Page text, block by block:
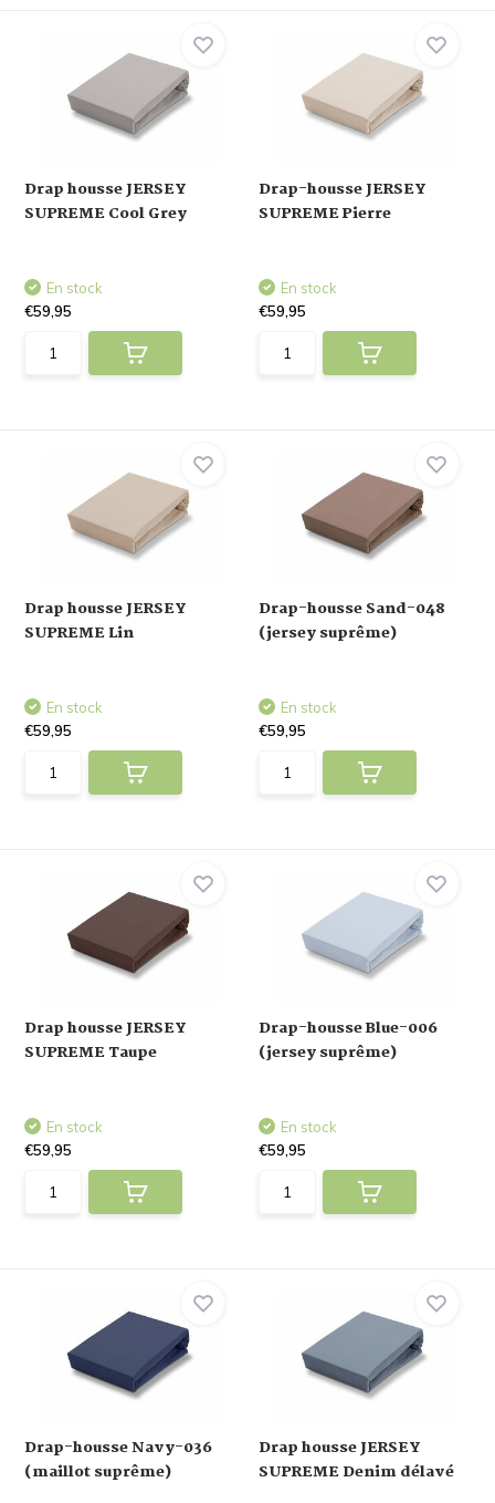
Drap housse JERSEY
SUPREME Cool Grey
En stock
€59,95
Drap-housse JERSEY
SUPREME Pierre
En stock
€59,95
Drap housse JERSEY
SUPREME Lin
En stock
€59,95
Drap-housse Sand-048
(jersey suprême)
En stock
€59,95
Drap housse JERSEY
SUPREME Taupe
En stock
€59,95
Drap-housse Blue-006
(jersey suprême)
En stock
€59,95
Drap-housse Navy-036
(maillot suprême)
Drap housse JERSEY
SUPREME Denim délavé